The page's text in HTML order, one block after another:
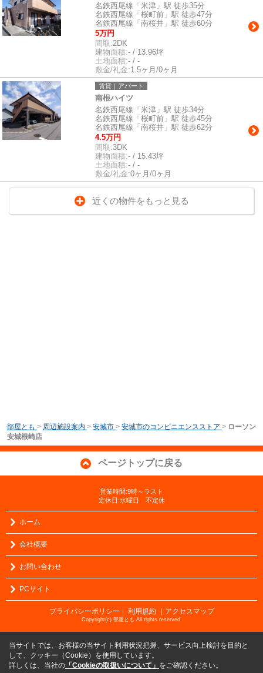
名鉄西尾線「米津」駅 徒歩35分
名鉄西尾線「桜町前」駅 徒歩47分
名鉄西尾線「南桜井」駅 徒歩60分
5万円
間取:2DK
建物面積:- / 13.96坪
土地面積:- / -
敷金/礼金:1.5ヶ月/0ヶ月
賃貸｜アパート
南根ハイツ
名鉄西尾線「米津」駅 徒歩34分
名鉄西尾線「桜町前」駅 徒歩45分
名鉄西尾線「南桜井」駅 徒歩62分
4.5万円
間取:3DK
建物面積:- / 15.43坪
土地面積:- / -
敷金/礼金:0ヶ月/0ヶ月
近くの物件をもっと見る
部屋とも > 周辺施設案内 > 安城市 > 安城市のコンビニエンスストア > ローソン
安城根崎店
ページトップに戻る
営業時間:9時～ラスト
定休日:水曜日 不定休
ホーム
会社概要
お問い合わせ
PCサイト
プライバシーポリシー ｜ 利用規約 ｜アクセスマップ
Copyright(c) 部屋とも All rights reserved.
当サイトでは、お客様の当サイト利用状況把握、サービス向上検討を目的と
して、クッキー（Cookie）を使用しています。
詳しくは、当社の 「Cookieの取扱いについて」 をご確認ください。